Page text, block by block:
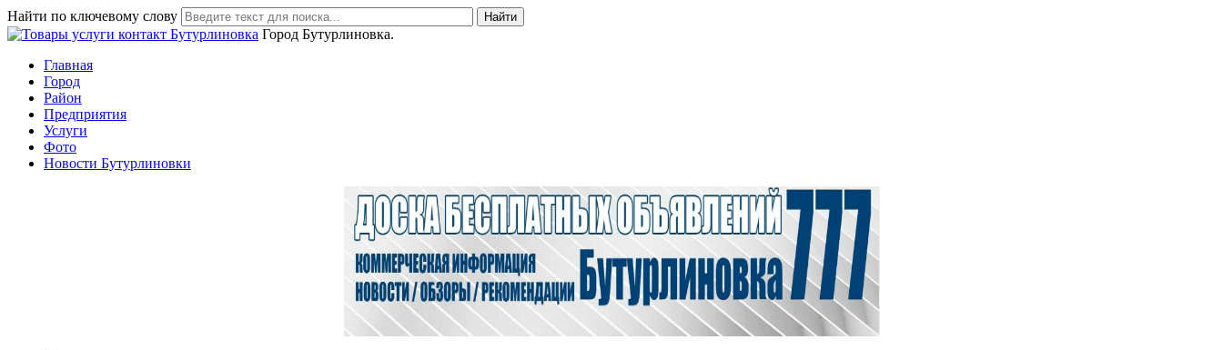
Найти по ключевому слову Найти
Город Бутурлиновка.
Главная
Город
Район
Предприятия
Услуги
Фото
Новости Бутурлиновки